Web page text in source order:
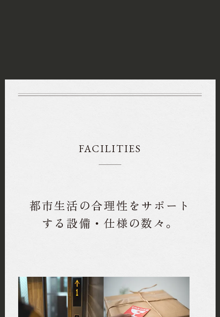
FACILITIES
都市生活の合理性をサポート
する設備・仕様の数々。